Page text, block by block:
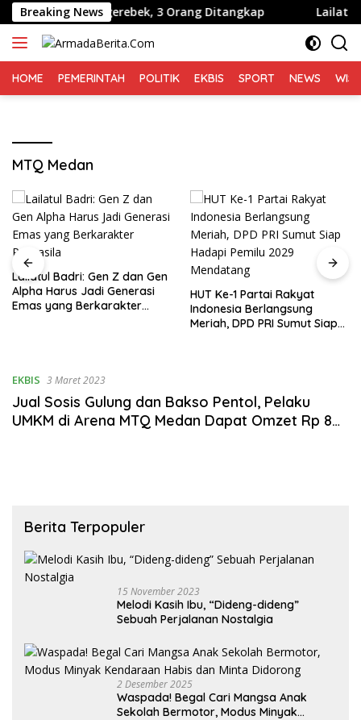
Langsung
ke
konten
Breaking News
Kembali Digerebek, 3 Orang Ditangkap Lailatul
HOME PEMERINTAH POLITIK EKBIS SPORT NEWS
MTQ Medan
Lailatul Badri: Gen Z dan Gen
Alpha Harus Jadi Generasi
Emas yang Berkarakter
HUT Ke-1 Partai Rakyat
Indonesia Berlangsung
Meriah, DPD PRI Sumut Siap
EKBIS 3 Maret 2023
Jual Sosis Gulung dan Bakso Pentol, Pelaku
UMKM di Arena MTQ Medan Dapat Omzet Rp 8
Berita Terpopuler
15 November 2023
Melodi Kasih Ibu, “Dideng-dideng”
Sebuah Perjalanan Nostalgia
2 Desember 2025
Waspada! Begal Cari Mangsa Anak
Sekolah Bermotor, Modus Minyak